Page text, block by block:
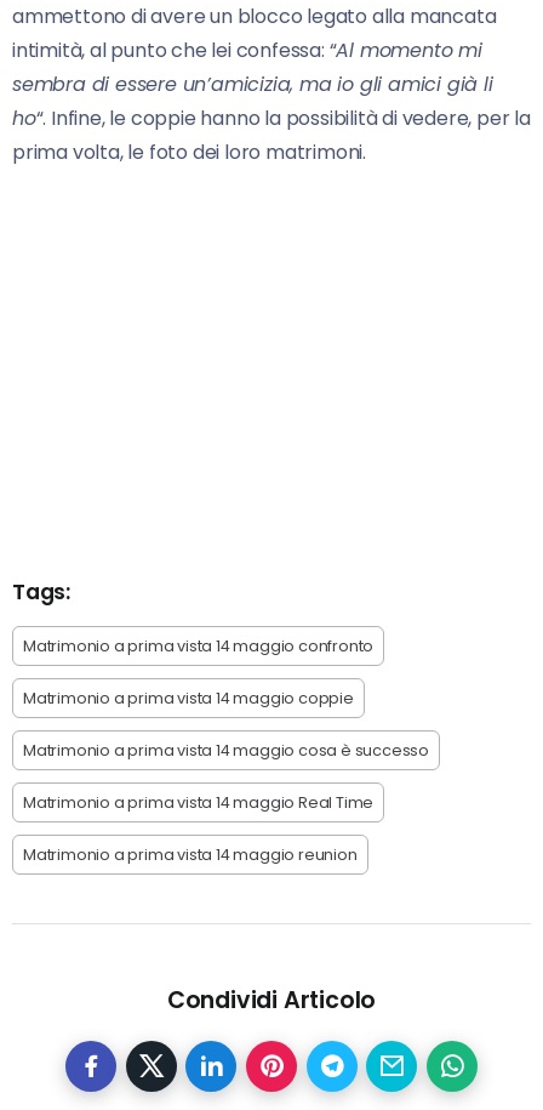
ammettono di avere un blocco legato alla mancata
intimità, al punto che lei confessa: “Al momento mi
sembra di essere un’amicizia, ma io gli amici già li
ho“. Infine, le coppie hanno la possibilità di vedere, per la
prima volta, le foto dei loro matrimoni.
Tags:
Matrimonio a prima vista 14 maggio confronto
Matrimonio a prima vista 14 maggio coppie
Matrimonio a prima vista 14 maggio cosa è successo
Matrimonio a prima vista 14 maggio Real Time
Matrimonio a prima vista 14 maggio reunion
Condividi Articolo